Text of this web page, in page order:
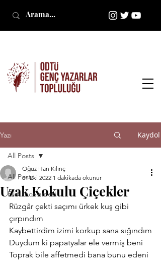
Yazı Kaydol
All Posts
Film İncelemesi
All Posts
Uzak Kokulu Çiçekler
Oğuz Han Kılınç
31 Eki 2022 1 dakikada okunur
Rüzgâr çekti saçımı ürkek kuş gibi
çırpındım
Kaybettirdim izimi korkup sana sığındım
Duydum ki papatyalar ele vermiş beni
Toprak bile affetmedi bana bunu edeni